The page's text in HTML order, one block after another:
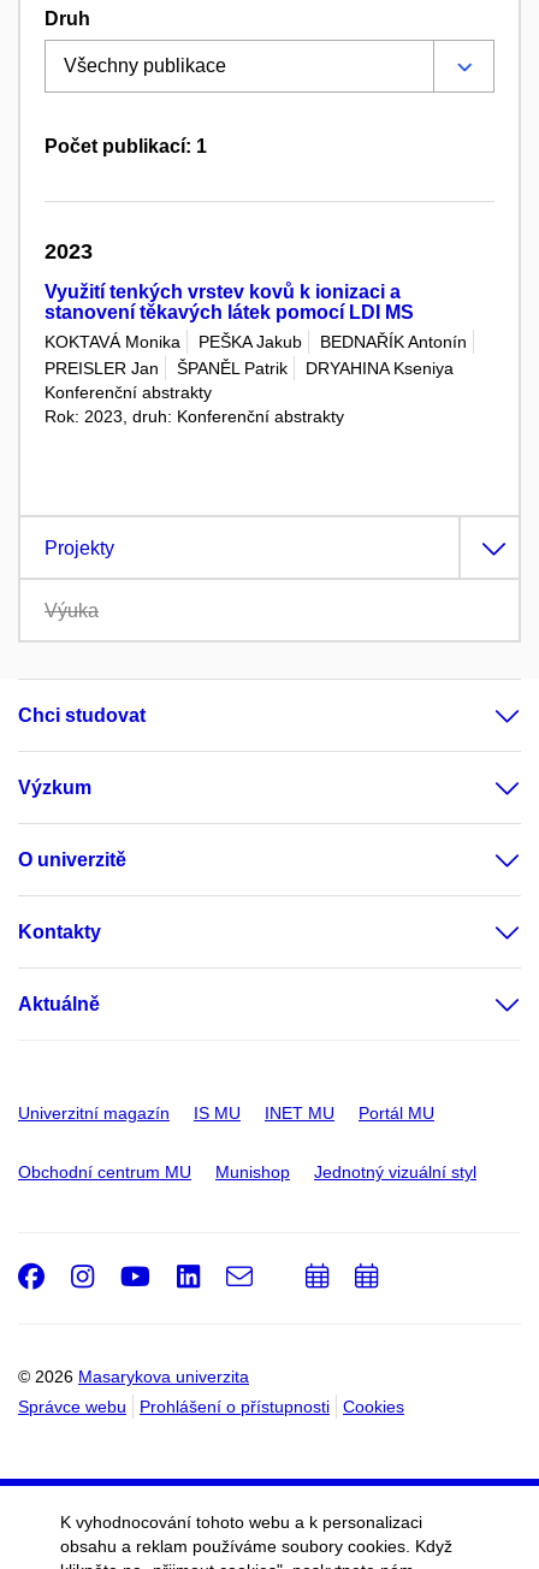
Druh
Počet publikací: 1
2023
Využití tenkých vrstev kovů k ionizaci a
stanovení těkavých látek pomocí LDI MS
KOKTAVÁ Monika PEŠKA Jakub
BEDNAŘÍK Antonín
PREISLER Jan
ŠPANĚL Patrik
DRYAHINA Kseniya
Konferenční abstrakty
Rok: 2023, druh: Konferenční abstrakty
Projekty
Výuka
Chci studovat
Výzkum
O univerzitě
Kontakty
Aktuálně
Univerzitní magazín IS MU INET MU Portál MU
Obchodní centrum MU Munishop Jednotný vizuální styl
© 2026 Masarykova univerzita
Správce webu
Prohlášení o přístupnosti Cookies
Facebook
Instagram
Youtube
LinkedIn
e-
Email
PřidatPřidat
K vyhodnocování tohoto webu a k personalizaci
obsahu a reklam používáme soubory cookies. Když